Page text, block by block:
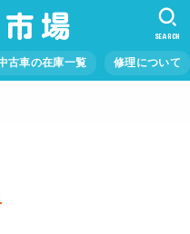
古車の在庫一覧 修理について
SEARCH